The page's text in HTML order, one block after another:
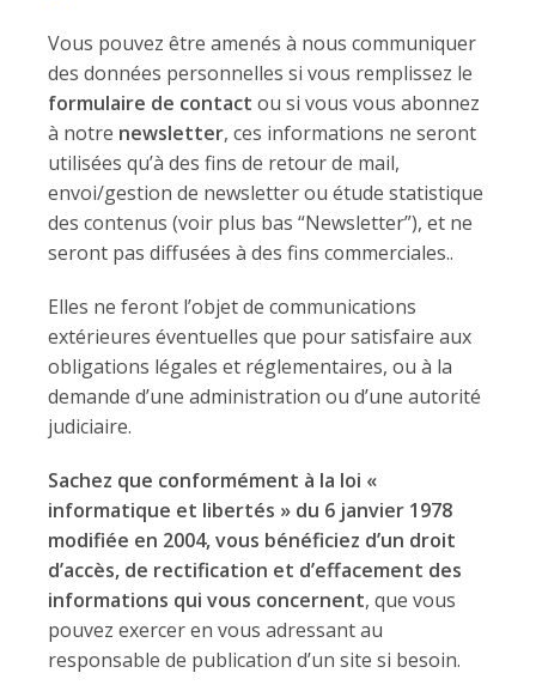
Vous pouvez être amenés à nous communiquer
des données personnelles si vous remplissez le
formulaire de contact ou si vous vous abonnez
à notre newsletter, ces informations ne seront
utilisées qu’à des fins de retour de mail,
envoi/gestion de newsletter ou étude statistique
des contenus (voir plus bas “Newsletter”), et ne
seront pas diffusées à des fins commerciales..
Elles ne feront l’objet de communications
extérieures éventuelles que pour satisfaire aux
obligations légales et réglementaires, ou à la
demande d’une administration ou d’une autorité
judiciaire.
Sachez que conformément à la loi «
informatique et libertés » du 6 janvier 1978
modifiée en 2004, vous bénéficiez d’un droit
d’accès, de rectification et d’effacement des
informations qui vous concernent, que vous
pouvez exercer en vous adressant au
responsable de publication d’un site si besoin.